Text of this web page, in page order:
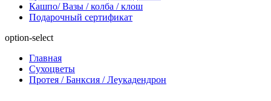
Кашпо/ Вазы / колба / клош
Подарочный сертификат
option-select
Главная
Сухоцветы
Протея / Банксия / Леукадендрон